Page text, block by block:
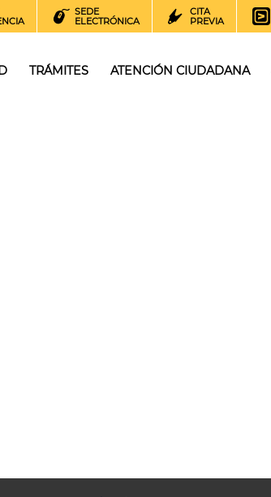
SEDE
ELECTRÓNICA
CITA
PREVIA
TRÁMITES ATENCIÓN CIUDADANA